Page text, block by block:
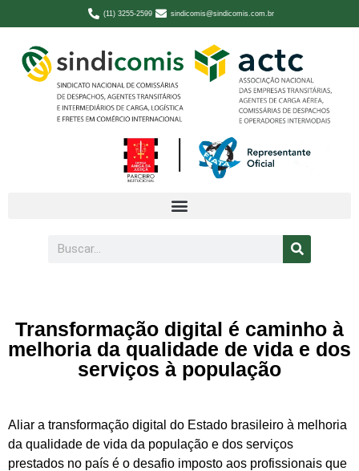
(11) 3255-2599 sindicomis@sindicomis.com.br
Transformação digital é caminho à
melhoria da qualidade de vida e dos
serviços à população
Aliar a transformação digital do Estado brasileiro à melhoria
da qualidade de vida da população e dos serviços
prestados no país é o desafio imposto aos profissionais que